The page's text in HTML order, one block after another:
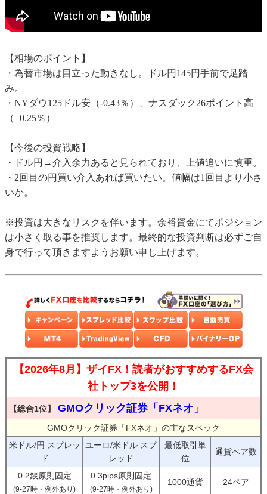
【相場のポイント】
・為替市場は目立った動きなし。ドル円145円手前で足踏
み。
・NYダウ125ドル安（-0.43％）、ナスダック26ポイント高
（+0.25％）
【今後の投資戦略】
・ドル円→介入余力あると見られており、上値追いに慎重。
・2回目の円買い介入あれば買いたい。値幅は1回目より小さ
いか。
※投資は大きなリスクを伴います。余裕資金にてポジション
は小さく取る事を推奨します。最終的な投資判断は必ずご自
身で行って頂きますようお願い申し上げます。
【2026年8月】ザイFX！読者がおすすめするFX会
社トップ3を公開！
【総合1位】 GMOクリック証券「FXネオ」
GMOクリック証券「FXネオ」の主なスペック
米ドル/円 スプレッ
ド
ユーロ/米ドル スプ
レッド
最低取引単
位
通貨ペア数
0.2銭原則固定
(9-27時・例外あり)
0.3pips原則固定
(9-27時・例外あり)
1000通貨 24ペア